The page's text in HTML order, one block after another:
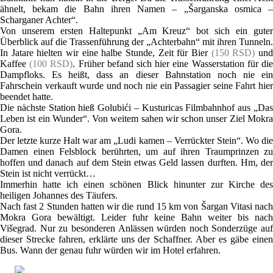
ähnelt, bekam die Bahn ihren Namen – „Šarganska osmica –
Scharganer Achter“.
Von unserem ersten Haltepunkt „Am Kreuz“ bot sich ein guter
Überblick auf die Trassenführung der „Achterbahn“ mit ihren Tunneln.
In Jatare hielten wir eine halbe Stunde, Zeit für Bier (150 RSD) und
Kaffee(100 RSD). Früher befand sich hier eine Wasserstation für die
Dampfloks. Es heißt, dass an dieser Bahnstation noch nie ein
Fahrschein verkauft wurde und noch nie ein Passagier seine Fahrt hier
beendet hatte.
Die nächste Station hieß Golubići – Kusturicas Filmbahnhof aus „Das
Leben ist ein Wunder“. Von weitem sahen wir schon unser Ziel Mokra
Gora.
Der letzte kurze Halt war am „Ludi kamen – Verrückter Stein“. Wo die
Damen einen Felsblock berührten, um auf ihren Traumprinzen zu
hoffen und danach auf dem Stein etwas Geld lassen durften. Hm, der
Stein ist nicht verrückt…
Immerhin hatte ich einen schönen Blick hinunter zur Kirche des
heiligen Johannes des Täufers.
Nach fast 2 Stunden hatten wir die rund 15 km von Šargan Vitasi nach
Mokra Gora bewältigt. Leider fuhr keine Bahn weiter bis nach
Višegrad. Nur zu besonderen Anlässen würden noch Sonderzüge auf
dieser Strecke fahren, erklärte uns der Schaffner. Aber es gäbe einen
Bus. Wann der genau fuhr würden wir im Hotel erfahren.